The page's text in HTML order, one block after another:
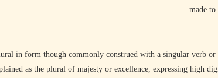
made to
in form though commonly construed with a singular verb or
as the plural of majesty or excellence, expressing high